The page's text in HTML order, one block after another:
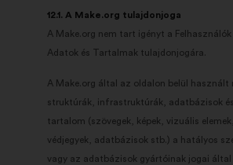
12.1. A Make.org tulajdonjoga
A Make.org nem tart igényt a
Adatok és Tartalmak tulajdonjogára.
A Make.org által az oldalon belül használt
struktúrák, infrastruktúrák, adatbázisok
tartalom (szövegek, képek, vizuális
védjegyek, adatbázisok stb.) a hatályos
vagy az adatbázisok gyártóinak jogai által